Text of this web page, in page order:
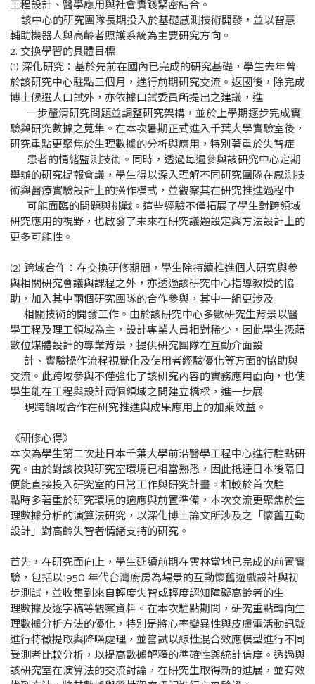
工程設計、醫學應用與社會實踐緊密結合。
該中心的研究團隊長期投入於基礎感測技術開發，並以智慧
輔助機器人與高齡者照護系統為主要研究方向。
2. 交換學習的具體目標
(1) 深化研究：基於先前在國內已完成的研究基礎，學生去年曾
於該研究中心駐點三個月，進行前期研究交流。返國後，除完成
博士候選人口試外，亦依據口試委員所提出之建議，進
一步釐清研究問題並調整研究架構，並於上學期逐步完成實
驗與研究數據之蒐集。在本次暑期正式進入千葉大學實驗室後，
研究重點更聚焦於生理數據的分析與應用，特別著重於失智症
患者的情緒監測技術。同時，透過每週參與該研究中心定期
舉辦的研究提報會議，學生得以深入理解不同研究團隊在感測技
術與醫療實驗設計上的操作模式，並觀察其在研究推進過程中
可能面臨的問題與挑戰。這些經驗不僅拓展了學生對跨領域
研究應用的視野，也啟發了未來在研究議題設定與方法設計上的
更多可能性。
(2) 跨域合作：在交換研修期間，學生除持續推進個人研究與參
與相關研究會議與課程之外，亦透過該研究中心指導教授的協
助，加入其中兩個研究團隊的合作參與，其中一組更涉及
相關技術的開發工作。由於該研究中心多數研究生背景以醫
學工程及理工領域為主，設計專業人員相對稀少，因此學生憑藉
數位媒體設計的專業背景，提供研究團隊在互動介面設
計、實驗操作流程視覺化及使用者經驗優化等方面的協助與
交流。此跨域參與不僅強化了該研究內容的實務應用面向，也使
學生能在工程與設計兩個領域之間建立橋樑，進一步展
現跨領域合作在研究推進與成果應用上的加乘效益。
《研修心得》
本次為學生第二次赴日本千葉大學前沿醫學工程中心進行駐點研
究。由於對該校與研究室環境已相當熟悉，因此抵達日本後隔日
便能直接投入研究室的日常工作與研究計畫。相較於首次駐
點時多著重於研究環境的適應與前置準備，本次交流更聚焦於生
理數據分析的演算法研究，以深化博士論文所涉及之「懷舊互動
設計」對高齡失智者情緒支持的研究。
首先，在研究面向上，學生延續前期在雲林當地已完成的前置實
驗，包括以1950 年代台灣廚房為場景的互動懷舊遊戲設計與初
步測試，並收集到來自輕度失智或輕度認知障礙高齡者的生
理數據及逐字稿等觀察資料。在本次駐點期間，研究重點轉向生
理數據分析方法的優化，特別是將心率變異性與皮膚電活動訊號
進行特徵提取與降噪處理，並嘗試以線性混合效應模型進行不同
受測者比較分析，以提高數據解釋的準確性與統計信度。透過與
該研究室在演算法的交流討論，在研究生取得新的進展，並有效